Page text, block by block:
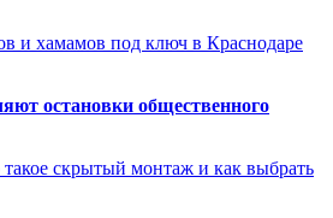
и хамамов под ключ в Краснодаре
остановки общественного
скрытый монтаж и как выбрать